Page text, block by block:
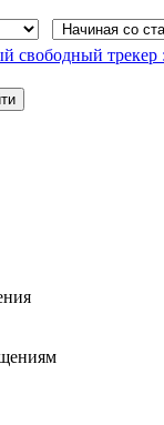
свободный трекер